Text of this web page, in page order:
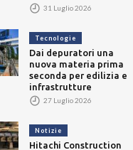
31 Luglio 2026
Tecnologie
Dai depuratori una
nuova materia prima
seconda per edilizia e
infrastrutture
27 Luglio 2026
Notizie
Hitachi Construction